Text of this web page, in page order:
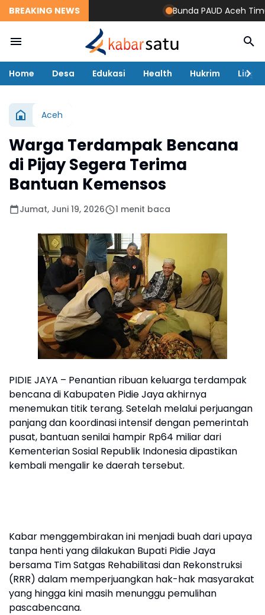
BREAKING NEWS Bunda PAUD Aceh Timur
Home Desa Edukasi Health Hukrim
Aceh
Warga Terdampak Bencana
di Pijay Segera Terima
Bantuan Kemensos
Jumat, Juni 19, 2026 1 menit baca
PIDIE JAYA – Penantian ribuan keluarga terdampak
bencana di Kabupaten Pidie Jaya akhirnya
menemukan titik terang. Setelah melalui perjuangan
panjang dan koordinasi intensif dengan pemerintah
pusat, bantuan senilai hampir Rp64 miliar dari
Kementerian Sosial Republik Indonesia dipastikan
kembali mengalir ke daerah tersebut.
Kabar menggembirakan ini menjadi buah dari upaya
tanpa henti yang dilakukan Bupati Pidie Jaya
bersama Tim Satgas Rehabilitasi dan Rekonstruksi
(RRR) dalam memperjuangkan hak-hak masyarakat
yang hingga kini masih menunggu pemulihan
pascabencana.